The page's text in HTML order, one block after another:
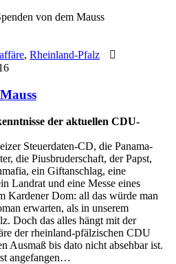
von dem Mauss
, Rheinland-Pfalz
der aktuellen CDU-
Steuerdaten-CD, die Panama-
die Piusbruderschaft, der Papst,
ein Giftanschlag, eine
Landrat und eine Messe eines
Kardener Dom: all das würde man
erwarten, als in unserem
Doch das alles hängt mit der
der rheinland-pfälzischen CDU
Ausmaß bis dato nicht absehbar ist.
angefangen…